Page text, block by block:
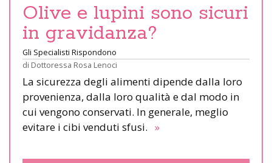
Olive e lupini sono sicuri
in gravidanza?
Gli Specialisti Rispondono
di Dottoressa Rosa Lenoci
La sicurezza degli alimenti dipende dalla loro
provenienza, dalla loro qualità e dal modo in
cui vengono conservati. In generale, meglio
evitare i cibi venduti sfusi. »